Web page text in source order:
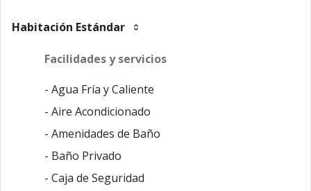
Habitación Estándar
Facilidades y servicios
- Agua Fría y Caliente
- Aire Acondicionado
- Amenidades de Baño
- Baño Privado
- Caja de Seguridad